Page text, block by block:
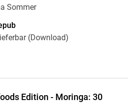
Sommer
(Download)
Edition - Moringa: 30